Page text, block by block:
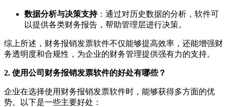
数据分析与决策支持：通过对历史数据的分析，软件可
以提供各类财务报告，帮助管理层进行决策。
综上所述，财务报销发票软件不仅能够提高效率，还能增强财
务透明度和合规性，为企业的财务管理提供强有力的支持。
2. 使用公司财务报销发票软件的好处有哪些？
企业在选择使用财务报销发票软件时，能够获得多方面的优
势。以下是一些主要好处：